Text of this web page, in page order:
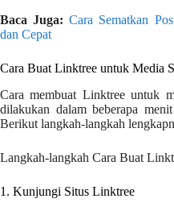
Baca Juga: Cara Sematkan
dan Cepat
Cara Buat Linktree untuk Media
Cara membuat Linktree untuk
dilakukan dalam beberapa
Berikut langkah-langkah
Langkah-langkah Cara Buat
1. Kunjungi Situs Linktree